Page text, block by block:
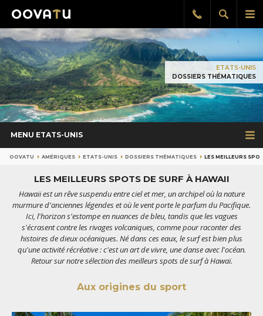
le
Afficher
la
Rappel
gratuit
ETATS-UNIS
DOSSIERS THÉMATIQUES
MENU ETATS-UNIS
OOVATU AMÉRIQUES ETATS-UNIS DOSSIERS THÉMATIQUES LES MEILLEURS
LES MEILLEURS SPOTS DE SURF À HAWAII
Hawaii est un rêve suspendu entre ciel et mer, un archipel où la nature
murmure d'anciennes légendes et où le vent porte le parfum du Pacifique.
Ici, l'horizon s'estompe en nuances de bleu, tandis que les vagues
s'écrasent contre les rivages volcaniques, comme pour raconter des
histoires de dieux océaniques. Né dans ces eaux, le surf est bien plus
qu'une activité récréative : c'est un art de vivre, une danse avec l'océan.
Retour sur notre sélection des meilleurs spots de surf à Hawaï.
Aux origines du sport